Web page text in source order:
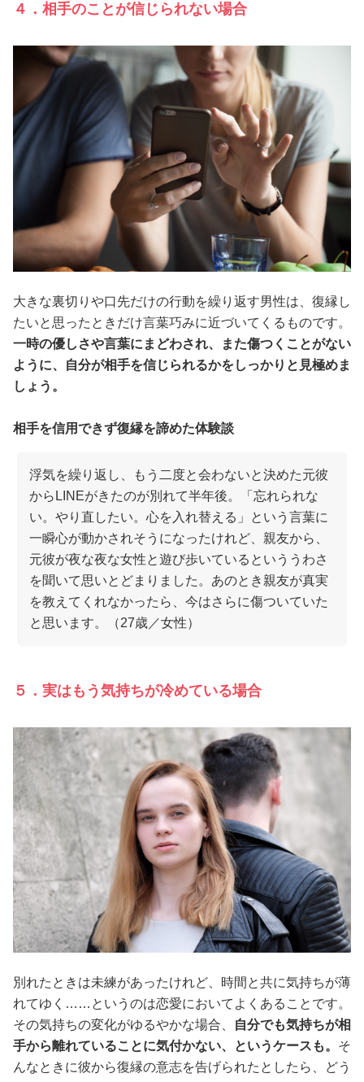
４．相手のことが信じられない場合
大きな裏切りや口先だけの行動を繰り返す男性は、復縁し
たいと思ったときだけ言葉巧みに近づいてくるものです。
一時の優しさや言葉にまどわされ、また傷つくことがない
ように、自分が相手を信じられるかをしっかりと見極めま
しょう。
相手を信用できず復縁を諦めた体験談
浮気を繰り返し、もう二度と会わないと決めた元彼
からLINEがきたのが別れて半年後。「忘れられな
い。やり直したい。心を入れ替える」という言葉に
一瞬心が動かされそうになったけれど、親友から、
元彼が夜な夜な女性と遊び歩いているといううわさ
を聞いて思いとどまりました。あのとき親友が真実
を教えてくれなかったら、今はさらに傷ついていた
と思います。（27歳／女性）
５．実はもう気持ちが冷めている場合
別れたときは未練があったけれど、時間と共に気持ちが薄
れてゆく……というのは恋愛においてよくあることです。
その気持ちの変化がゆるやかな場合、
自分でも気持ちが相
手から離れていることに気付かない、というケースも。 そ
んなときに彼から復縁の意志を告げられたとしたら、どう